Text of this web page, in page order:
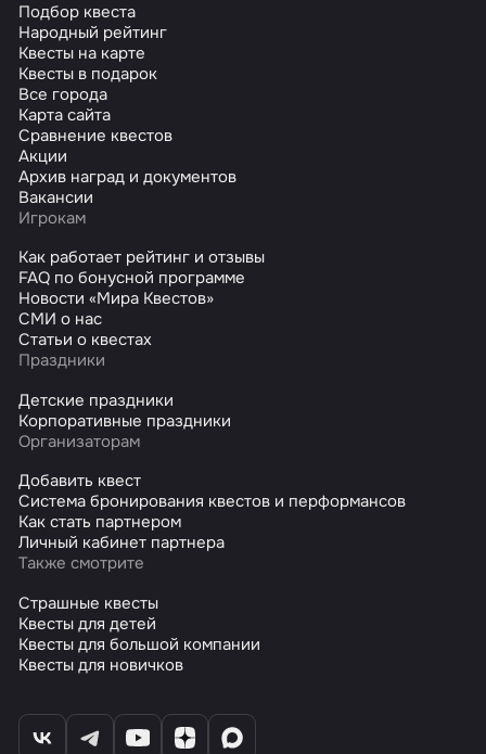
Подбор квеста
Народный рейтинг
Квесты на карте
Квесты в подарок
Все города
Карта сайта
Сравнение квестов
Акции
Архив наград и документов
Вакансии
Игрокам
Как работает рейтинг и отзывы
FAQ по бонусной программе
Новости «Мира Квестов»
СМИ о нас
Статьи о квестах
Праздники
Детские праздники
Корпоративные праздники
Организаторам
Добавить квест
Система бронирования квестов и перформансов
Как стать партнером
Личный кабинет партнера
Также смотрите
Страшные квесты
Квесты для детей
Квесты для большой компании
Квесты для новичков